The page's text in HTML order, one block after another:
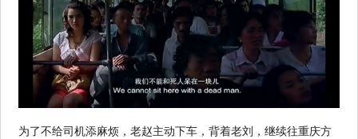
为了不给司机添麻烦，老赵主动下车，背着老刘，继续往重庆方